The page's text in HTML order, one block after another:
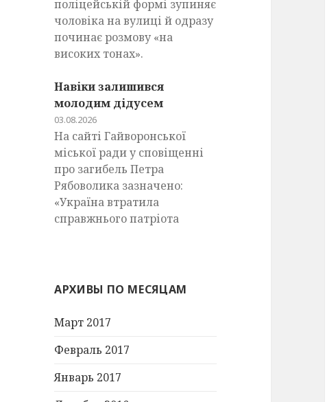
поліцейській формі зупиняє
чоловіка на вулиці й одразу
починає розмову «на
високих тонах».
Навіки залишився
молодим дідусем
03.08.2026
На сайті Гайворонської
міської ради у сповіщенні
про загибель Петра
Рябоволика зазначено:
«Україна втратила
справжнього патріота
АРХИВЫ ПО МЕСЯЦАМ
Март 2017
Февраль 2017
Январь 2017